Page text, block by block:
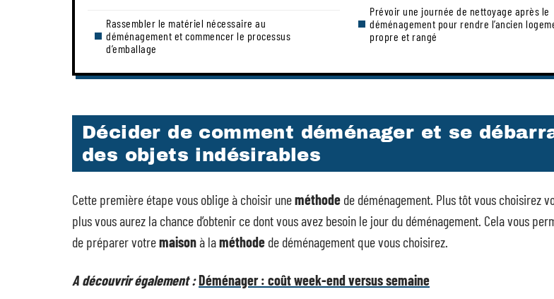
Rassembler le matériel nécessaire au
déménagement et commencer le processus
d’emballage
Prévoir une journée de nettoyage après le
déménagement pour rendre l’ancien
propre et rangé
Décider de comment déménager et se
des objets indésirables
Cette première étape vous oblige à choisir uneméthode de déménagement. Plus tôt vous choisirez
plus vous aurez la chance d’obtenir ce dont vous avez besoin le jour du déménagement. Cela vous
de préparer votremaisonà laméthode de déménagement que vous choisirez.
A découvrir également :Déménager : coût week-end versus semaine